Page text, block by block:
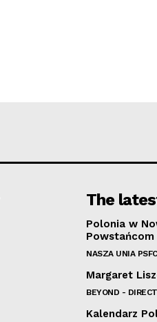
The
Polonia w
Powstańcom
NASZA UNIA
Margaret
BEYOND -
Kalendarz